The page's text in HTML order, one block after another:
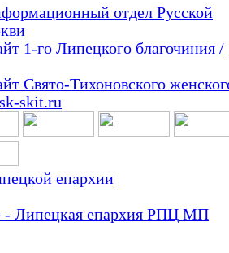
епархии
- Липецкая епархия РПЦ МП